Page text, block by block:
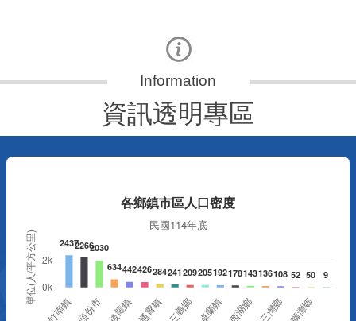
資訊透明專區